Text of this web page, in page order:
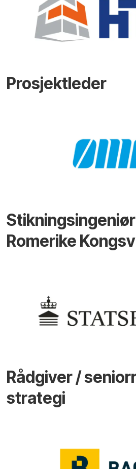
Prosjektleder
Romerike
Rådgiver /
strategi